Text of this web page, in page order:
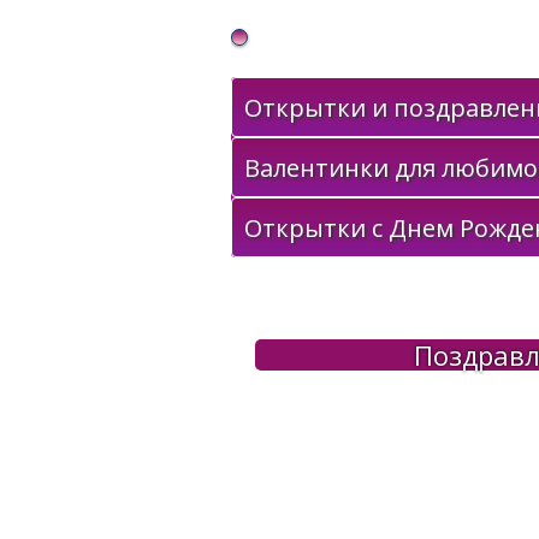
Gif Открытки в подарок
Открытки и
Валентинки для
Открытки с Днем